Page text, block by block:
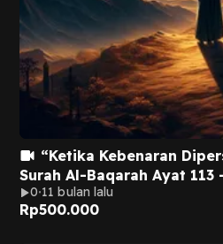
“Ketika Kebenaran
Surah Al-Baqarah Ayat 113
Kita Semua”
0 11 bulan lalu
Rp500.000